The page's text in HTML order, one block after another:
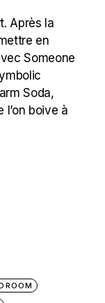
Après la
en
Someone
Soda,
l’on boive à